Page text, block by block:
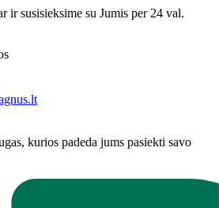
ir susisieksime su Jumis per 24 val.
kurios padeda jums pasiekti savo